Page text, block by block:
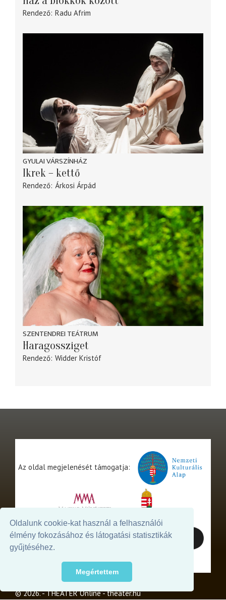
Oldalunk cookie-kat használ a felhasználói
élmény fokozásához és látogatási statisztikák
gyűjtéséhez.
Megértettem
Rendező Radu Afrim
GYULAI VÁRSZÍNHÁZ
Ikrek – kettő
Rendező Árkosi Árpád
SZENTENDREI TEÁTRUM
Haragossziget
Rendező Widder Kristóf
Az oldal megjelenését támogatja:
© 2026. - THEATER Online -theater.hu